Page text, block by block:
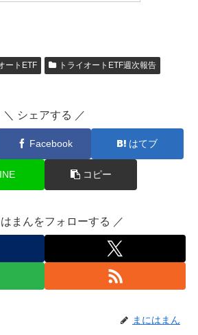
ートETF
トライオートETF週次報告
＼ シェアする ／
Facebook はてブ
コピー
まんをフォローする ／
まにはまん